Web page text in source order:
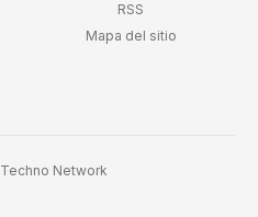
RSS
Mapa del sitio
Techno Network